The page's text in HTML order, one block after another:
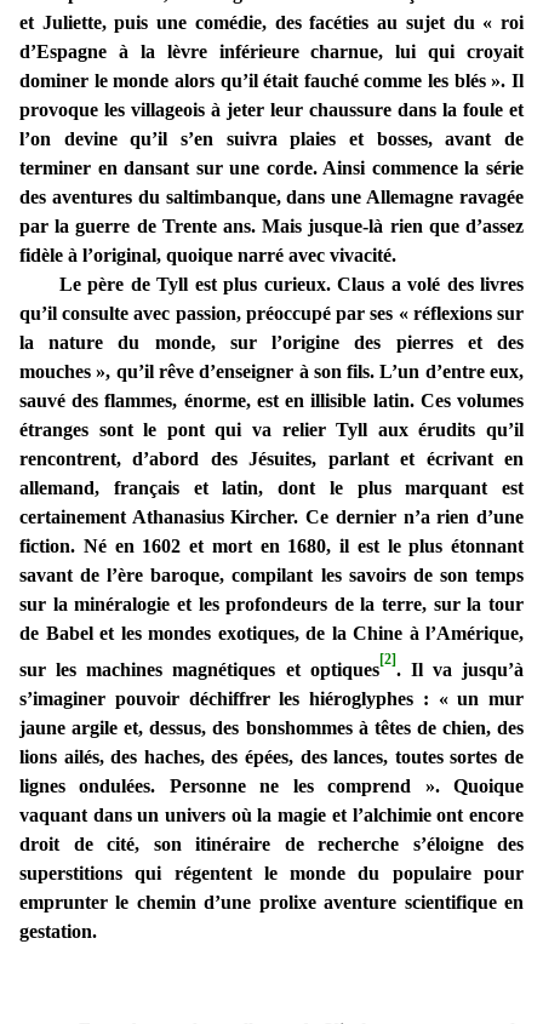
et Juliette, puis une comédie, des facéties au sujet du « roi
d’Espagne à la lèvre inférieure charnue, lui qui croyait
dominer le monde alors qu’il était fauché comme les blés ». Il
provoque les villageois à jeter leur chaussure dans la foule et
l’on devine qu’il s’en suivra plaies et bosses, avant de
terminer en dansant sur une corde. Ainsi commence la série
des aventures du saltimbanque, dans une Allemagne ravagée
par la guerre de Trente ans. Mais jusque-là rien que d’assez
fidèle à l’original, quoique narré avec vivacité.
Le père de Tyll est plus curieux. Claus a volé des livres
qu’il consulte avec passion, préoccupé par ses « réflexions sur
la nature du monde, sur l’origine des pierres et des
mouches », qu’il rêve d’enseigner à son fils. L’un d’entre eux,
sauvé des flammes, énorme, est en illisible latin. Ces volumes
étranges sont le pont qui va relier Tyll aux érudits qu’il
rencontrent, d’abord des Jésuites, parlant et écrivant en
allemand, français et latin, dont le plus marquant est
certainement Athanasius Kircher. Ce dernier n’a rien d’une
fiction. Né en 1602 et mort en 1680, il est le plus étonnant
savant de l’ère baroque, compilant les savoirs de son temps
sur la minéralogie et les profondeurs de la terre, sur la tour
de Babel et les mondes exotiques, de la Chine à l’Amérique,
sur les machines magnétiques et optiques[2]. Il va jusqu’à
s’imaginer pouvoir déchiffrer les hiéroglyphes : « un mur
jaune argile et, dessus, des bonshommes à têtes de chien, des
lions ailés, des haches, des épées, des lances, toutes sortes de
lignes ondulées. Personne ne les comprend ». Quoique
vaquant dans un univers où la magie et l’alchimie ont encore
droit de cité, son itinéraire de recherche s’éloigne des
superstitions qui régentent le monde du populaire pour
emprunter le chemin d’une prolixe aventure scientifique en
gestation.